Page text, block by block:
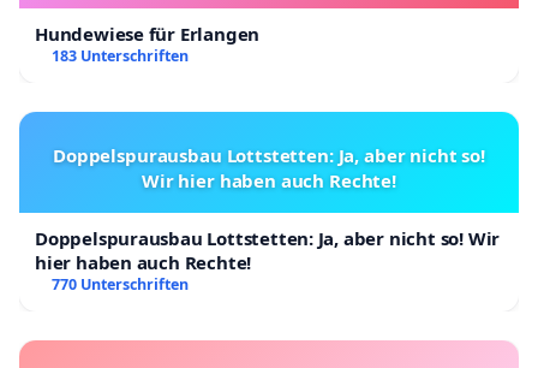
Hundewiese für Erlangen
183 Unterschriften
Doppelspurausbau Lottstetten: Ja, aber nicht so!
Wir hier haben auch Rechte!
Doppelspurausbau Lottstetten: Ja, aber nicht so! Wir
hier haben auch Rechte!
770 Unterschriften